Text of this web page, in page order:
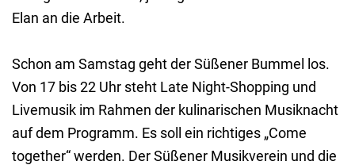
Elan an die Arbeit.
Schon am Samstag geht der Süßener Bummel los.
Von 17 bis 22 Uhr steht Late Night-Shopping und
Livemusik im Rahmen der kulinarischen Musiknacht
auf dem Programm. Es soll ein richtiges „Come
together“ werden. Der Süßener Musikverein und die